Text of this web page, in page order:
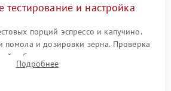
тестирование и настройка
порций эспрессо и капучино.
помола и дозировки зерна. Проверка
таблетки, температуры напитка и
Контроль отсутствия посторонних
Подробнее